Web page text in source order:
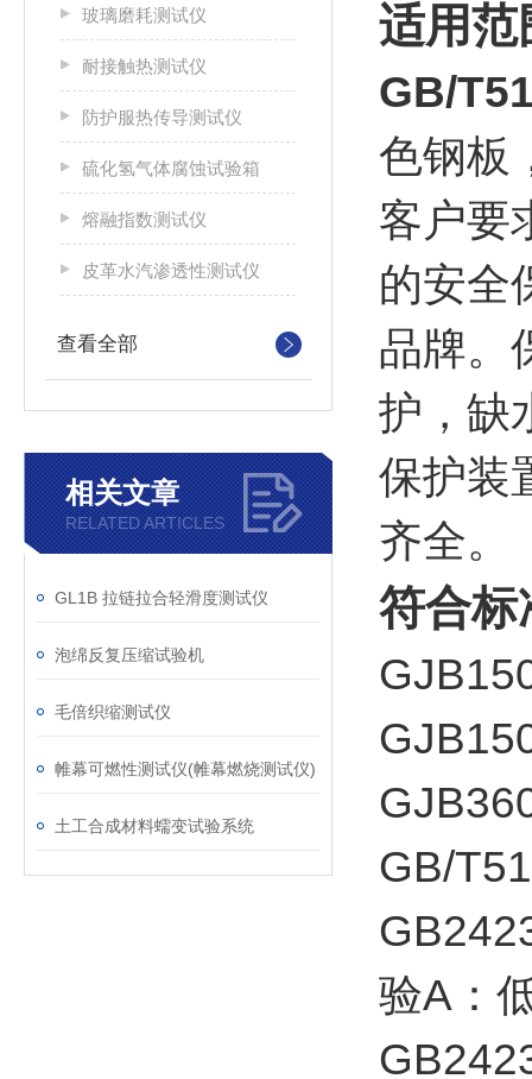
玻璃磨耗测试仪
耐接触热测试仪
防护服热传导测试仪
硫化氢气体腐蚀试验箱
熔融指数测试仪
皮革水汽渗透性测试仪
查看全部
相关文章
RELATED ARTICLES
GL1B 拉链拉合轻滑度测试仪
泡绵反复压缩试验机
毛倍织缩测试仪
帷幕可燃性测试仪(帷幕燃烧测试仪)
土工合成材料蠕变试验系统
适用范
GB/
色钢板
客户要
的安全
品牌。
护，缺
保护装
齐全。
符合标
GB/
验A：